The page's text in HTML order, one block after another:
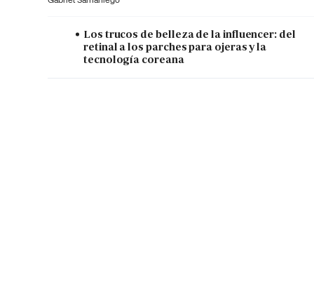
Los trucos de belleza de la influencer: del
retinal a los parches para ojeras y la
tecnología coreana